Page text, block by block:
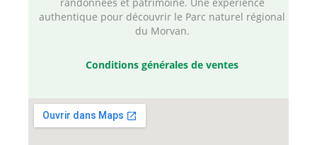
authentique pour découvrir le Parc naturel régional
du Morvan.
Conditions générales de ventes